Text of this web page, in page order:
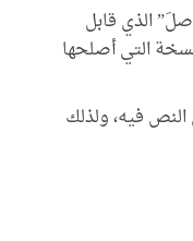
الذي قابل
التي أصلحها
فيه، ولذلك